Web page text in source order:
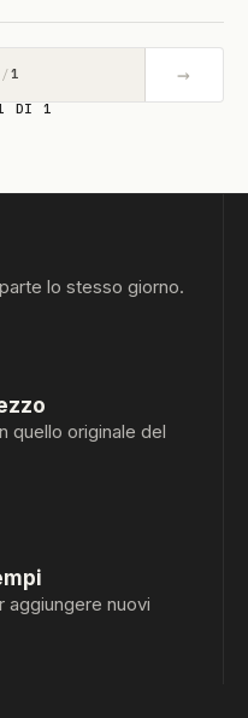
/1 →
DI 1
lo stesso giorno.
quello originale del
aggiungere nuovi